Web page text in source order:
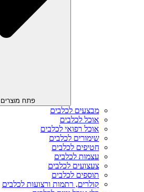
פתח
מבצעים לכלבים
אוכל לכלבים
אוכל רפואי לכלבים
שימורים לכלבים
חטיפים לכלבים
עצמות לכלבים
צעצועים לכלבים
תוספים לכלבים
קולרים, רתמות ורצועות לכלבים